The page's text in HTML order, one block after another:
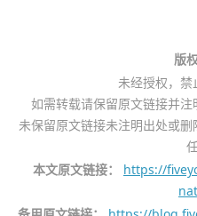
版
未经授权，禁
如需转载请保留原文链接并注
未保留原文链接未注明出处或
本文原文链接：
https://